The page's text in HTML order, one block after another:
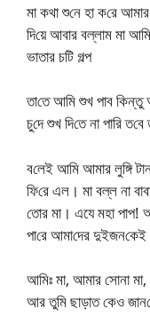
মা কথা শু‌নে হা ক‌রে
দি‌য়ে আবার বল্লাম মা
ভাতার চটি গল্প
তা‌তে আ‌মি শুখ পাব কিন্তু
চু‌দে শুখ দি‌তে না পা‌রি
ব‌লেই আমি আমার লু‌ঙ্গি
ফি‌রে এল। মা বল্ল না
তোর মা। এযে মহা পাপ!
পা‌রে আমা‌দের দুইজন‌কেই
আ‌মিঃ মা, আমার সোনা
আর তু‌মি ছাড়াত কেও